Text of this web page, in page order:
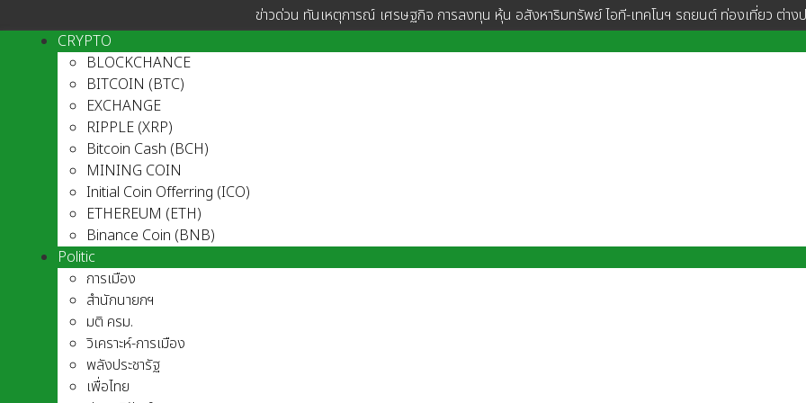
ข่าวด่วน ทันเหตุการณ์ เศรษฐกิจ การลงทุน หุ้น อสังหาริมทรัพย์ ไอที-เทคโนฯ รถยนต์ ท่องเที่ยว ต่างป
CRYPTO
BLOCKCHANCE
BITCOIN (BTC)
EXCHANGE
RIPPLE (XRP)
Bitcoin Cash (BCH)
MINING COIN
Initial Coin Offerring (ICO)
ETHEREUM (ETH)
Binance Coin (BNB)
Politic
การเมือง
สำนักนายกฯ
มติ ครม.
วิเคราะห์-การเมือง
พลังประชารัฐ
เพื่อไทย